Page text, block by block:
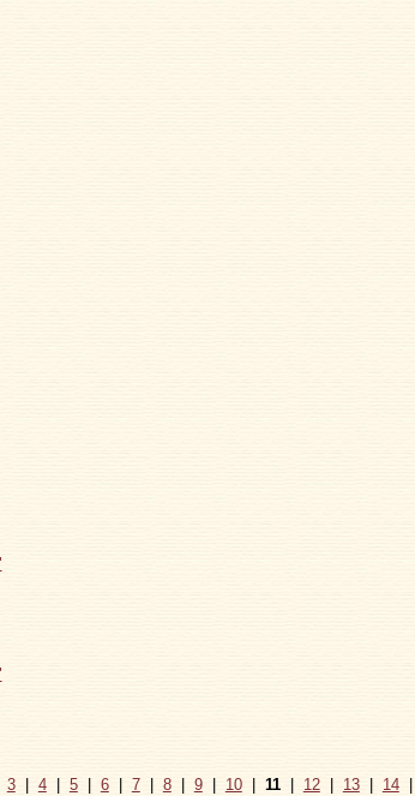
3| 4| 5| 6| 7| 8| 9| 10| 11| 12| 13| 14|